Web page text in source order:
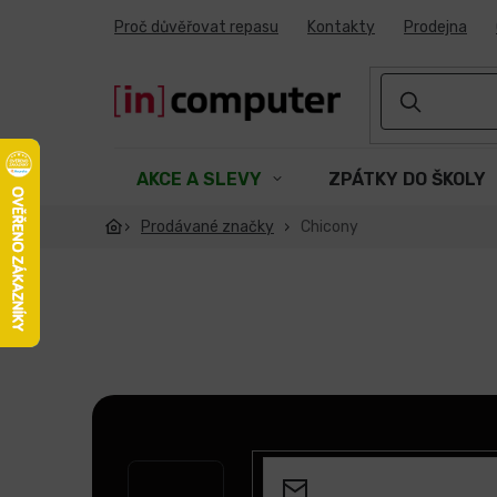
Proč důvěřovat repasu Kontakty Prodejna
AKCE A SLEVY ZPÁTKY DO ŠKOLY
Prodávané značky Chicony